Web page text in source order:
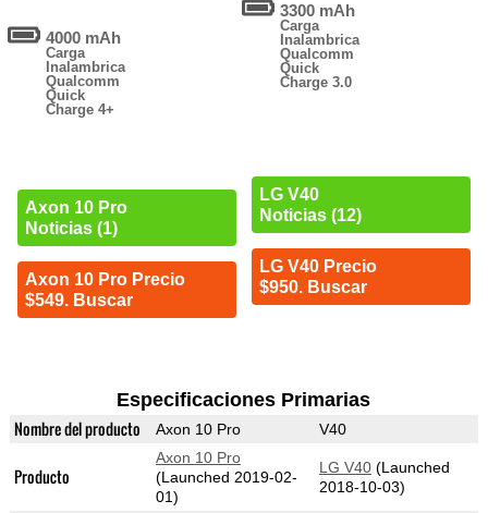
4000 mAh
Carga
Inalambrica
Qualcomm
Quick
Charge 4+
Axon 10 Pro
Noticias (1)
Axon 10 Pro Precio
$549. Buscar
3300 mAh
Carga
Inalambrica
Qualcomm
Quick
Charge 3.0
LG V40
Noticias (12)
LG V40 Precio
$950. Buscar
Especificaciones Primarias
Nombre del producto Axon 10 Pro V40
Producto
Axon 10 Pro
(Launched 2019-02-
01)
LG V40(Launched
2018-10-03)